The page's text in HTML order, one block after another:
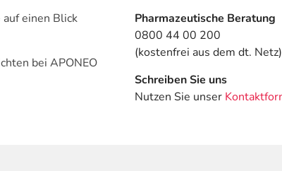
einen Blick
bei APONEO
Pharmazeutische Beratung
0800 44 00 200
(kostenfrei aus dem dt. Netz)
Schreiben Sie uns
Nutzen Sie unser